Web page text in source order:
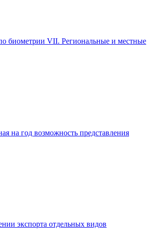
биометрии VII. Региональные и местные
на год возможность представления
экспорта отдельных видов